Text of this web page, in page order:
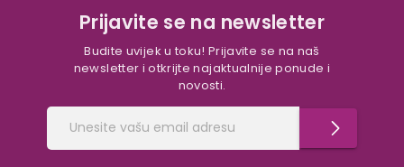
Prijavite se na newsletter
Budite uvijek u toku! Prijavite se na naš
newsletter i otkrijte najaktualnije ponude i
novosti.